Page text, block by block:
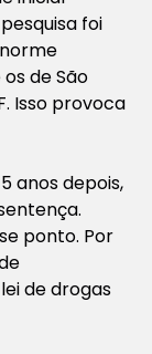
foi
de São
Isso provoca
anos depois,
ponto. Por
de drogas